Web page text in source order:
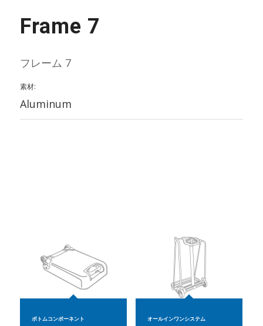
Frame 7
フレーム 7
素材:
Aluminum
ボトムコンポーネント オールインワンシステム